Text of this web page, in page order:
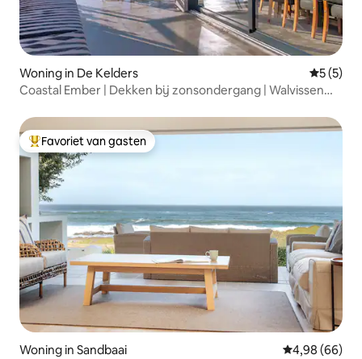
Woning in De Kelders
5 (5)
Coastal Ember | Dekken bij zonsondergang | Walvissen
Topfavoriet van gasten
Favoriet van gasten
Woning in Sandbaai Gemiddelde
4,98 (66)